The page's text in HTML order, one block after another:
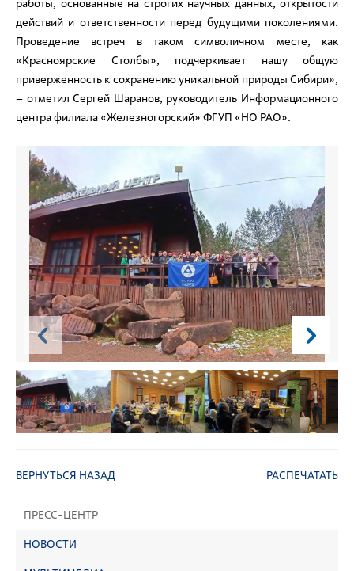
ПРЕСС-ЦЕНТР
НОВОСТИ
работы, основанные на строгих научных данных, открытости
действий и ответственности перед будущими поколениями.
Проведение встреч в таком символичном месте, как
«Красноярские Столбы», подчеркивает нашу общую
приверженность к сохранению уникальной природы Сибири»,
– отметил Сергей Шаранов, руководитель Информационного
центра филиала «Железногорский» ФГУП «НО РАО».
ВЕРНУТЬСЯ НАЗАД РАСПЕЧАТАТЬ